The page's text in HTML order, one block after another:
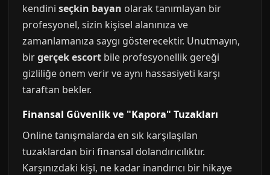
kendini seçkin bayan olarak tanımlayan bir
profesyonel, sizin kişisel alanınıza ve
zamanlamanıza saygı gösterecektir. Unutmayın,
birgerçek escort bile profesyonellik gereği
gizliliğe önem verir ve aynı hassasiyeti karşı
taraftan bekler.
Finansal Güvenlik ve "Kapora" Tuzakları
Online tanışmalarda en sık karşılaşılan
tuzaklardan biri finansal dolandırıcılıktır.
Karşınızdaki kişi, ne kadar inandırıcı bir hikaye